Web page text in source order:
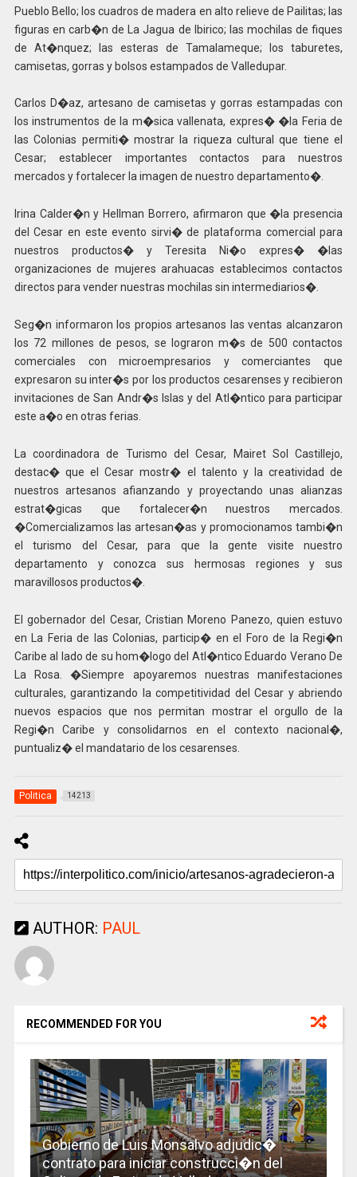
Pueblo Bello; los cuadros de madera en alto relieve de Pailitas; las
figuras en carb�n de La Jagua de Ibirico; las mochilas de fiques
de At�nquez; las esteras de Tamalameque; los taburetes,
camisetas, gorras y bolsos estampados de Valledupar.
Carlos D�az, artesano de camisetas y gorras estampadas con
los instrumentos de la m�sica vallenata, expres� �la Feria de
las Colonias permiti� mostrar la riqueza cultural que tiene el
Cesar; establecer importantes contactos para nuestros
mercados y fortalecer la imagen de nuestro departamento�.
Irina Calder�n y Hellman Borrero, afirmaron que �la presencia
del Cesar en este evento sirvi� de plataforma comercial para
nuestros productos� y Teresita Ni�o expres� �las
organizaciones de mujeres arahuacas establecimos contactos
directos para vender nuestras mochilas sin intermediarios�.
Seg�n informaron los propios artesanos las ventas alcanzaron
los 72 millones de pesos, se lograron m�s de 500 contactos
comerciales con microempresarios y comerciantes que
expresaron su inter�s por los productos cesarenses y recibieron
invitaciones de San Andr�s Islas y del Atl�ntico para participar
este a�o en otras ferias.
La coordinadora de Turismo del Cesar, Mairet Sol Castillejo,
destac� que el Cesar mostr� el talento y la creatividad de
nuestros artesanos afianzando y proyectando unas alianzas
estrat�gicas que fortalecer�n nuestros mercados.
�Comercializamos las artesan�as y promocionamos tambi�n
el turismo del Cesar, para que la gente visite nuestro
departamento y conozca sus hermosas regiones y sus
maravillosos productos�.
El gobernador del Cesar, Cristian Moreno Panezo, quien estuvo
en La Feria de las Colonias, particip� en el Foro de la Regi�n
Caribe al lado de su hom�logo del Atl�ntico Eduardo Verano De
La Rosa. �Siempre apoyaremos nuestras manifestaciones
culturales, garantizando la competitividad del Cesar y abriendo
nuevos espacios que nos permitan mostrar el orgullo de la
Regi�n Caribe y consolidarnos en el contexto nacional�,
puntualiz� el mandatario de los cesarenses.
Politica 14213
AUTHOR: PAUL
RECOMMENDED FOR YOU
Gobierno de Luis Monsalvo adjudic�
contrato para iniciar construcci�n del